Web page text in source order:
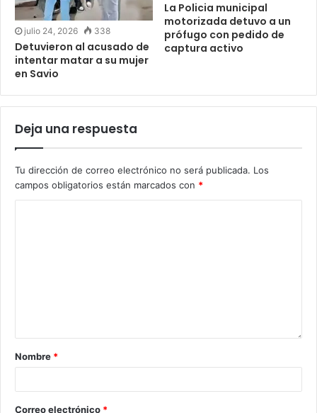
julio 24, 2026 338
Detuvieron al acusado de
intentar matar a su mujer
en Savio
La Policia municipal
motorizada detuvo a un
prófugo con pedido de
captura activo
Deja una respuesta
Tu dirección de correo electrónico no será publicada. Los
campos obligatorios están marcados con *
Nombre *
Correo electrónico *